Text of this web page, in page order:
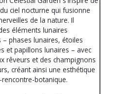
ciel nocturne qui fusionne
de la nature. Il
éléments lunaires
– phases lunaires, étoiles
et papillons lunaires – avec
rêveurs et des champignons
créant ainsi une esthétique
botanique.